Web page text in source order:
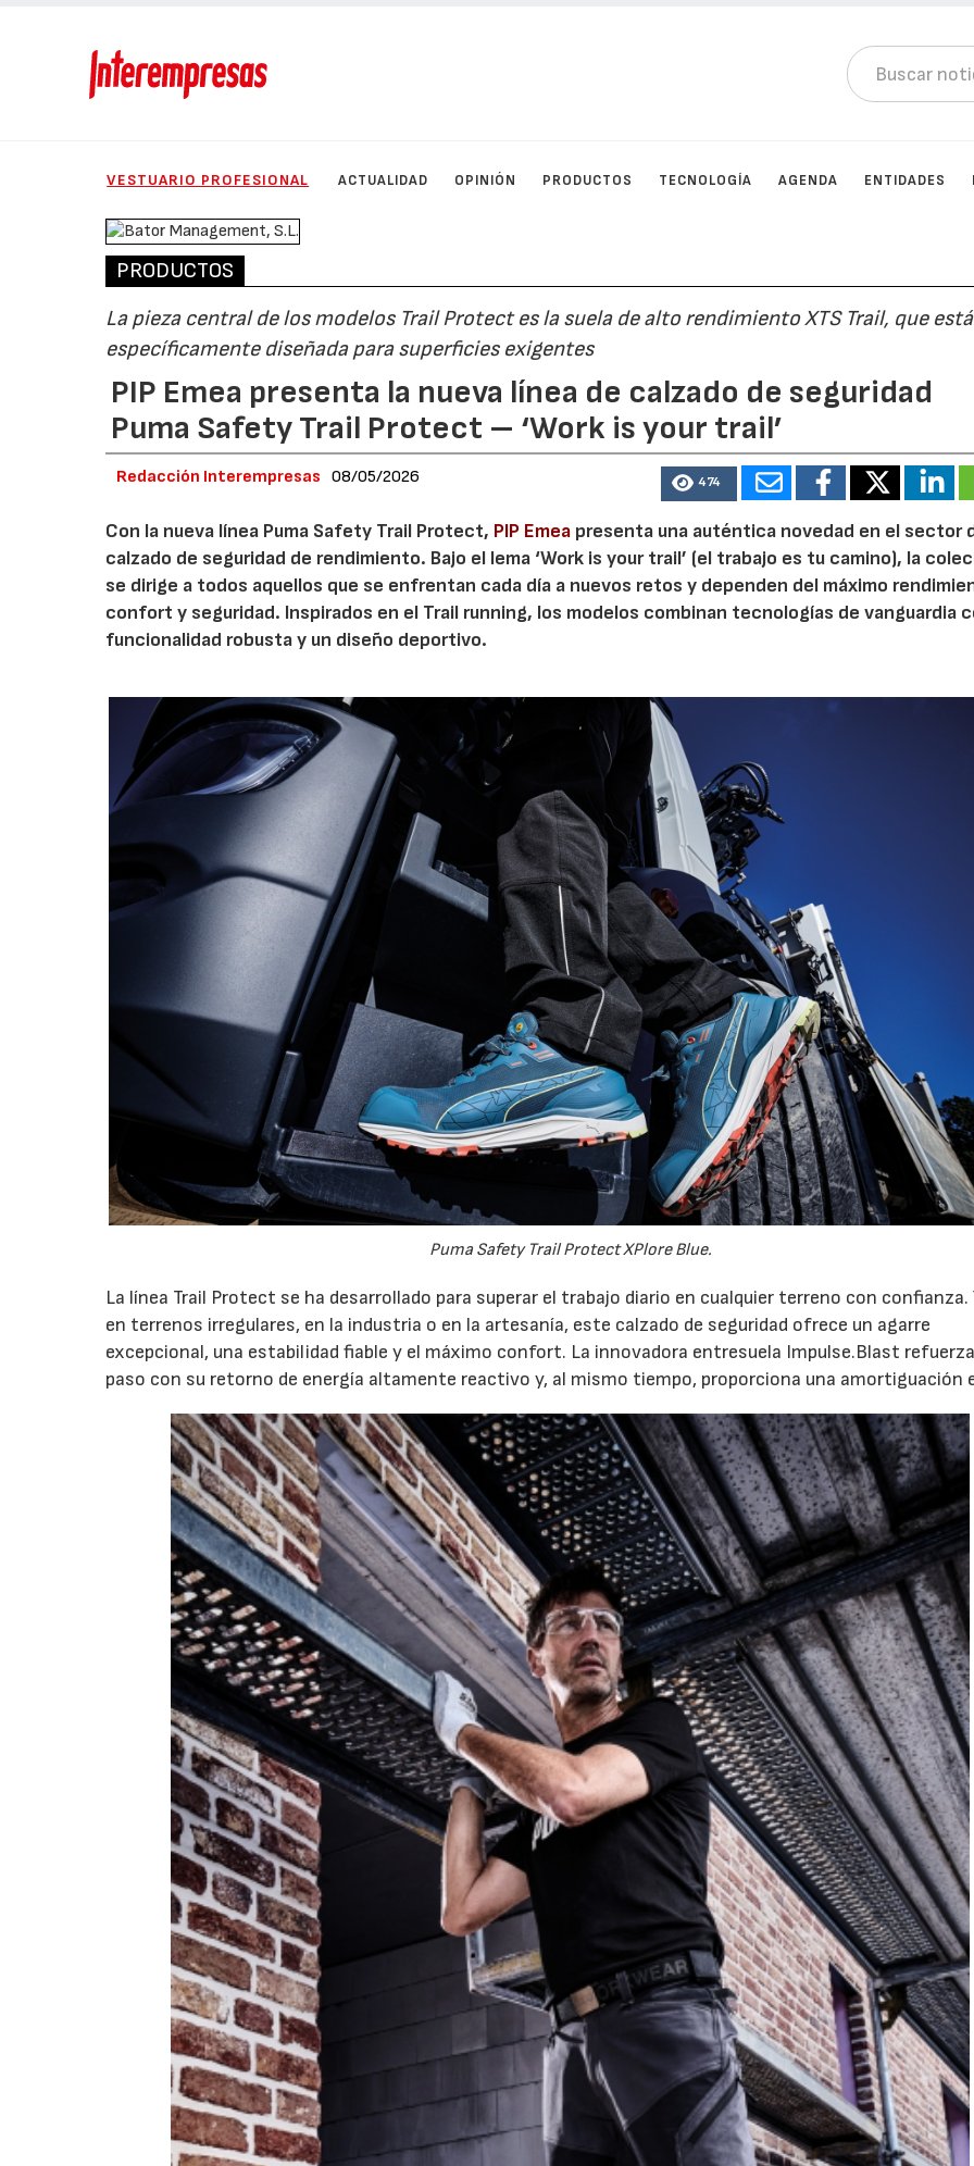
VESTUARIO PROFESIONAL ACTUALIDAD OPINIÓN PRODUCTOS TECNOLOGÍA AGENDA ENTIDADES
PRODUCTOS
La pieza central de los modelos Trail Protect es la suela de alto rendimiento XTS Trail, que está
específicamente diseñada para superficies exigentes
PIP Emea presenta la nueva línea de calzado de seguridad
Puma Safety Trail Protect – ‘Work is your trail’
Redacción Interempresas 08/05/2026 474
Con la nueva línea Puma Safety Trail Protect, PIP Emea presenta una auténtica novedad en el sector
calzado de seguridad de rendimiento. Bajo el lema ‘Work is your trail’ (el trabajo es tu camino), la
se dirige a todos aquellos que se enfrentan cada día a nuevos retos y dependen del máximo
confort y seguridad. Inspirados en el Trail running, los modelos combinan tecnologías de vanguardia
funcionalidad robusta y un diseño deportivo.
Puma Safety Trail Protect XPlore Blue.
La línea Trail Protect se ha desarrollado para superar el trabajo diario en cualquier terreno con confianza.
en terrenos irregulares, en la industria o en la artesanía, este calzado de seguridad ofrece un agarre
excepcional, una estabilidad fiable y el máximo confort. La innovadora entresuela Impulse.Blast
paso con su retorno de energía altamente reactivo y, al mismo tiempo, proporciona una amortiguación
23/07/2026